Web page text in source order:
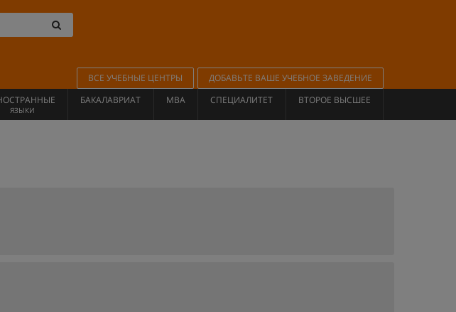
ВСЕ УЧЕБНЫЕ ЦЕНТРЫ
ДОБАВЬТЕ ВАШЕ УЧЕБНОЕ ЗАВЕДЕНИЕ
ЯЗЫКИ
БАКАЛАВРИАТ MBA СПЕЦИАЛИТЕТ ВТОРОЕ ВЫСШЕЕ